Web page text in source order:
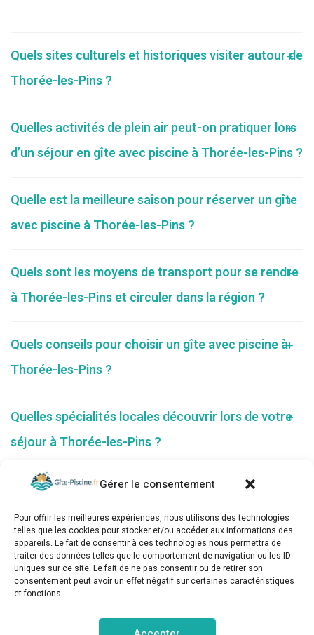
Gérer le consentement
Pour offrir les meilleures expériences, nous utilisons des technologies
telles que les cookies pour stocker et/ou accéder aux informations des
appareils. Le fait de consentir à ces technologies nous permettra de
traiter des données telles que le comportement de navigation ou les ID
uniques sur ce site. Le fait de ne pas consentir ou de retirer son
consentement peut avoir un effet négatif sur certaines caractéristiques
et fonctions.
Quels sites culturels et historiques visiter autour de
Thorée-les-Pins ?
Quelles activités de plein air peut-on pratiquer lors
d’un séjour en gîte avec piscine à Thorée-les-Pins ?
Quelle est la meilleure saison pour réserver un gîte
avec piscine à Thorée-les-Pins ?
Quels sont les moyens de transport pour se rendre
à Thorée-les-Pins et circuler dans la région ?
Quels conseils pour choisir un gîte avec piscine à
Thorée-les-Pins ?
Quelles spécialités locales découvrir lors de votre
séjour à Thorée-les-Pins ?
gite-piscine.fr © Copyright 2025. Tous droits réservés.